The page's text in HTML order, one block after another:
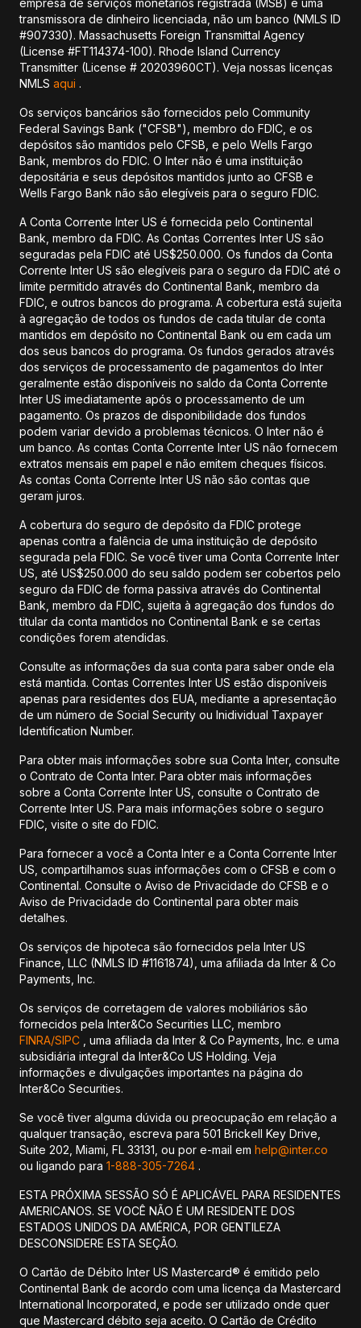
transmissora de dinheiro licenciada, não um banco (NMLS ID
#907330). Massachusetts Foreign Transmittal Agency
(License #FT114374-100). Rhode Island Currency
Transmitter (License # 20203960CT). Veja nossas licenças
NMLS aqui .
Os serviços bancários são fornecidos pelo Community
Federal Savings Bank ("CFSB"), membro do FDIC, e os
depósitos são mantidos pelo CFSB, e pelo Wells Fargo
Bank, membros do FDIC. O Inter não é uma instituição
depositária e seus depósitos mantidos junto ao CFSB e
Wells Fargo Bank não são elegíveis para o seguro FDIC.
A Conta Corrente Inter US é fornecida pelo Continental
Bank, membro da FDIC. As Contas Correntes Inter US são
seguradas pela FDIC até US$250.000. Os fundos da Conta
Corrente Inter US são elegíveis para o seguro da FDIC até o
limite permitido através do Continental Bank, membro da
FDIC, e outros bancos do programa. A cobertura está sujeita
à agregação de todos os fundos de cada titular de conta
mantidos em depósito no Continental Bank ou em cada um
dos seus bancos do programa. Os fundos gerados através
dos serviços de processamento de pagamentos do Inter
geralmente estão disponíveis no saldo da Conta Corrente
Inter US imediatamente após o processamento de um
pagamento. Os prazos de disponibilidade dos fundos
podem variar devido a problemas técnicos. O Inter não é
um banco. As contas Conta Corrente Inter US não fornecem
extratos mensais em papel e não emitem cheques físicos.
As contas Conta Corrente Inter US não são contas que
geram juros.
A cobertura do seguro de depósito da FDIC protege
apenas contra a falência de uma instituição de depósito
segurada pela FDIC. Se você tiver uma Conta Corrente Inter
US, até US$250.000 do seu saldo podem ser cobertos pelo
seguro da FDIC de forma passiva através do Continental
Bank, membro da FDIC, sujeita à agregação dos fundos do
titular da conta mantidos no Continental Bank e se certas
condições forem atendidas.
Consulte as informações da sua conta para saber onde ela
está mantida. Contas Correntes Inter US estão disponíveis
apenas para residentes dos EUA, mediante a apresentação
de um número de Social Security ou Inidividual Taxpayer
Identification Number.
Para obter mais informações sobre sua Conta Inter, consulte
o Contrato de Conta Inter. Para obter mais informações
sobre a Conta Corrente Inter US, consulte o Contrato de
Corrente Inter US. Para mais informações sobre o seguro
FDIC, visite o site do FDIC.
Para fornecer a você a Conta Inter e a Conta Corrente Inter
US, compartilhamos suas informações com o CFSB e com o
Continental. Consulte o Aviso de Privacidade do CFSB e o
Aviso de Privacidade do Continental para obter mais
detalhes.
Os serviços de hipoteca são fornecidos pela Inter US
Finance, LLC (NMLS ID #1161874), uma afiliada da Inter & Co
Payments, Inc.
Os serviços de corretagem de valores mobiliários são
fornecidos pela Inter&Co Securities LLC, membro
FINRA/SIPC , uma afiliada da Inter & Co Payments, Inc. e uma
subsidiária integral da Inter&Co US Holding. Veja
informações e divulgações importantes na página do
Inter&Co Securities.
Se você tiver alguma dúvida ou preocupação em relação a
qualquer transação, escreva para 501 Brickell Key Drive,
Suite 202, Miami, FL 33131, ou por e-mail em help@inter.co
ou ligando para 1-888-305-7264 .
ESTA PRÓXIMA SESSÃO SÓ É APLICÁVEL PARA RESIDENTES
AMERICANOS. SE VOCÊ NÃO É UM RESIDENTE DOS
ESTADOS UNIDOS DA AMÉRICA, POR GENTILEZA
DESCONSIDERE ESTA SEÇÃO.
O Cartão de Débito Inter US Mastercard® é emitido pelo
Continental Bank de acordo com uma licença da Mastercard
International Incorporated, e pode ser utilizado onde quer
que Mastercard débito seja aceito. O Cartão de Crédito